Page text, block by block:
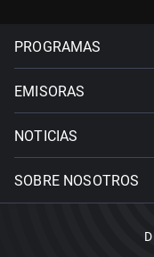
PROGRAMAS
EMISORAS
NOTICIAS
SOBRE NOSOTROS